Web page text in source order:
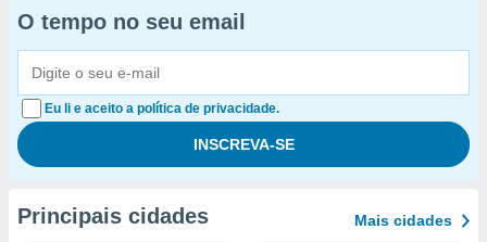
O tempo no seu email
Eu li e aceito a política de privacidade.
Principais cidades Mais cidades